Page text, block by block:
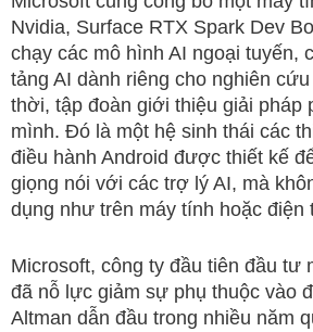
Nvidia, Surface RTX Spark Dev
chạy các mô hình AI ngoại tuyến,
tảng AI dành riêng cho nghiên
thời, tập đoàn giới thiệu giải pháp
mình. Đó là một hệ sinh thái các
điều hành Android được thiết kế
giọng nói với các trợ lý AI, mà
dụng như trên máy tính hoặc điện
Microsoft, công ty đầu tiên đầu tư
đã nỗ lực giảm sự phụ thuộc vào
Altman dẫn đầu trong nhiều năm